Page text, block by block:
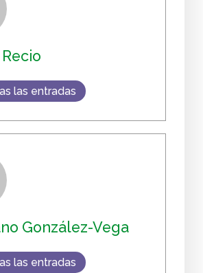
las entradas
González-Vega
las entradas